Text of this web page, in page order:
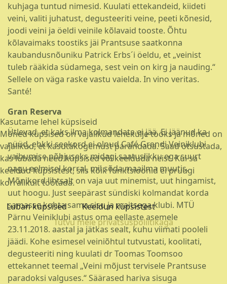
kuhjaga tuntud nimesid. Kuulati ettekandeid, kiideti
veini, valiti juhatust, degusteeriti veine, peeti kõnesid,
joodi veini ja öeldi veinile kõlavaid tooste. Õhtu
kõlavaimaks toostiks jäi Prantsuse saatkonna
kaubandusnõuniku Patrick Erbs´i öeldu, et „veinist
tuleb rääkida südamega, sest vein on kirg ja nauding.“
Sellele on väga raske vastu vaielda. In vino veritas.
Santé!
Gran Reserva
Ütlevad, et kaks ilma kolmandata ei jää. Ei jäänud ka
nüüd, ehkki seekord ei olnud Café Grandi Veiniklubi
vaibumise põhjuseks midagi saatuslikku ega suurt
nagu eelmisel korral, mil sõda maailma muutis.
Mõnikord lihtsalt on vaja uut minemist, uut hingamist,
uut hoogu. Just seepärast sündiski kolmandat korda
samasse kohta sama sisu ja maitsega klubi. MTÜ
Pärnu Veiniklubi astus oma eellaste asemele
23.11.2018. aastal ja jätkas sealt, kuhu viimati pooleli
jäädi. Kohe esimesel veiniõhtul tutvustati, koolitati,
degusteeriti ning kuulati dr Toomas Toomsoo
ettekannet teemal „Veini mõjust tervisele Prantsuse
paradoksi valguses.“ Säärased hariva sisuga
Kasutame lehel küpsiseid
Mõned küpsised on vajalikud lehekülje tööks ja mõned on
vajalikud, et kasutakogemust parandada. Saad otsustada,
kas lubada need küpsised või keelduda neist. Kui sa
keeldud küpsistest, siis kõik funktsioonid ei pruugi
korralikult töötada.
Luban küpsised
Keeldun küpsistest
Tutvu meie privatsuspoliitikaga